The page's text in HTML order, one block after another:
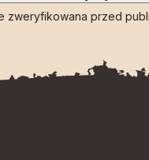
zweryfikowana przed